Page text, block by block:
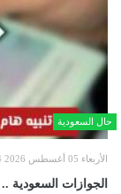
حال السعودية
الأربعاء 05 أغسطس 2026 11:34 مساءً
الجوازات السعودية